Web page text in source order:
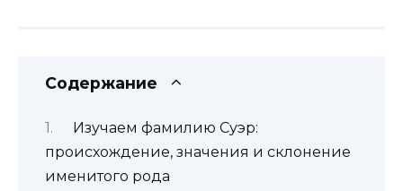
Содержание
Изучаем фамилию Суэр:
происхождение, значения и склонение
именитого рода